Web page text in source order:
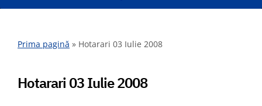
Prima pagină » Hotarari 03 Iulie 2008
Hotarari 03 Iulie 2008